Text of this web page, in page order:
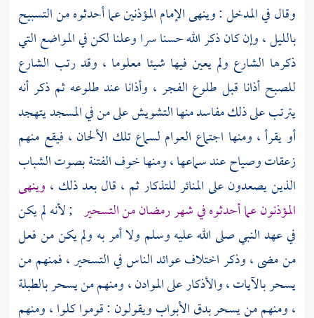
وقال في المدخل : وينهى الإمام المؤذنين عما أحدثوه من التسبيح
بالليل ، وإن كان ذكر الله حسنا سرا وعلنا لكن في المواضع التي
ذكرها الشارع ولم يعين فيها شيئا معلوما ، وقد رتب الشارع
للصبح أذانا قبل طلوع الفجر ، وأذانا عند طلوعه ثم ذكر أنه
يترتب على ذلك مفاسد منها التشويش على من في المسجد يتهجد
أو يقرأ ، ومنها اجتماع العوام لسماع تلك الألحان ، فيقع منهم
زعقات وصياح عند سماعها ، ومنها خوف الفتنة بصوت الشباب
الذين يصعدون على المنائر للتذكار ثم ، قال بعد ذلك ، وينهى
المؤذنون عما أحدثوه في شهر رمضان من التسحير ; لأنه لم يكن
في عهد النبي صلى الله عليه وسلم ولا أمر به ولم يكن من فعل
من مضى ، وذكر اختلاف عوائد الناس في التسحير ، فمنهم من
يسحر بالآيات ، والأذكار على الموادن ، ومنهم من يسحر بالطبلة
، ومنهم من يسحر بدق الأبواب ويقولون : قوموا كلوا ، ومنهم